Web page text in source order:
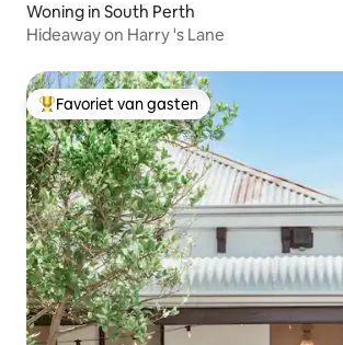
Woning in South Perth
Hideaway on Harry 's Lane
Topfavoriet van gasten
Favoriet van gasten